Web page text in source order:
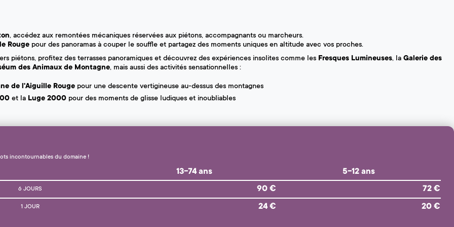
, accédez aux remontées mécaniques réservées aux piétons, accompagnants ou marcheurs.
Rouge pour des panoramas à couper le souffle et partagez des moments uniques en altitude avec vos proches.
piétons, profitez des terrasses panoramiques et découvrez des expériences insolites comme les Fresques Lumineuses, la Galerie des
des Animaux de Montagne, mais aussi des activités sensationnelles :
de l'Aiguille Rouge pour une descente vertigineuse au-dessus des montagnes
et la Luge 2000 pour des moments de glisse ludiques et inoubliables
incontournables du domaine !
13-74 ans 5-12 ans
6 JOURS 90 € 72 €
1 JOUR 24 € 20 €